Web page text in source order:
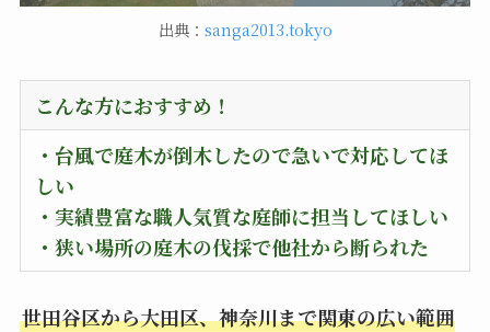
出典： sanga2013.tokyo
こんな方におすすめ！
・台風で庭木が倒木したので急いで対応してほ
しい
・実績豊富な職人気質な庭師に担当してほしい
・狭い場所の庭木の伐採で他社から断られた
世田谷区から大田区、神奈川まで関東の広い範囲